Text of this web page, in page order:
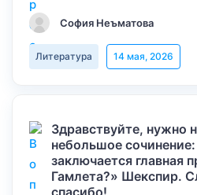
София Неъматова
Литература 14 мая, 2026
Здравствуйте, нужно
небольшое
заключается главная
Гамлета?» Шекспир.
спасибо!